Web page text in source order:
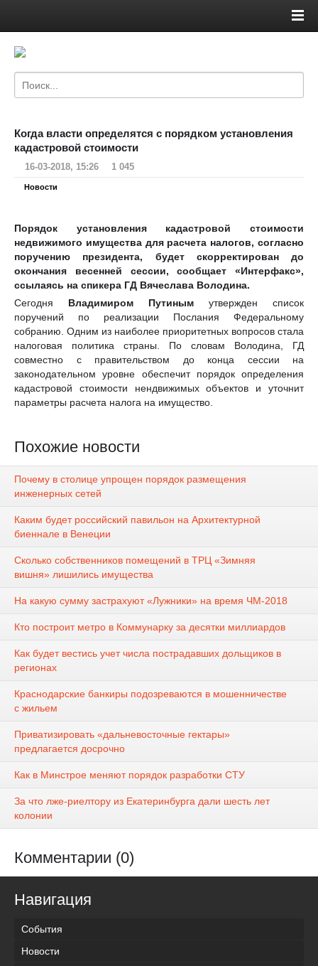
Когда власти определятся с порядком установления
кадастровой стоимости
16-03-2018, 15:26 1 045
Новости
Порядок установления кадастровой стоимости
недвижимого имущества для расчета налогов, согласно
поручению президента, будет скорректирован до
окончания весенней сессии, сообщает «Интерфакс»,
ссылаясь на спикера ГД Вячеслава Володина.
Сегодня Владимиром Путиным утвержден список
поручений по реализации Послания Федеральному
собранию. Одним из наиболее приоритетных вопросов стала
налоговая политика страны. По словам Володина, ГД
совместно с правительством до конца сессии на
законодательном уровне обеспечит порядок определения
кадастровой стоимости нендвижимых объектов и уточнит
параметры расчета налога на имущество.
Похожие новости
Почему в столице упрощен порядок размещения
инженерных сетей
Каким будет российский павильон на Архитектурной
биеннале в Венеции
Сколько собственников помещений в ТРЦ «Зимняя
вишня» лишились имущества
На какую сумму застрахуют «Лужники» на время ЧМ-2018
Кто построит метро в Коммунарку за десятки миллиардов
Как будет вестись учет числа пострадавших дольщиков в
регионах
Краснодарские банкиры подозреваются в мошенничестве
с жильем
Приватизировать «дальневосточные гектары»
предлагается досрочно
Как в Минстрое меняют порядок разработки СТУ
За что лже-риелтору из Екатеринбурга дали шесть лет
колонии
Комментарии (0)
Навигация
События
Новости